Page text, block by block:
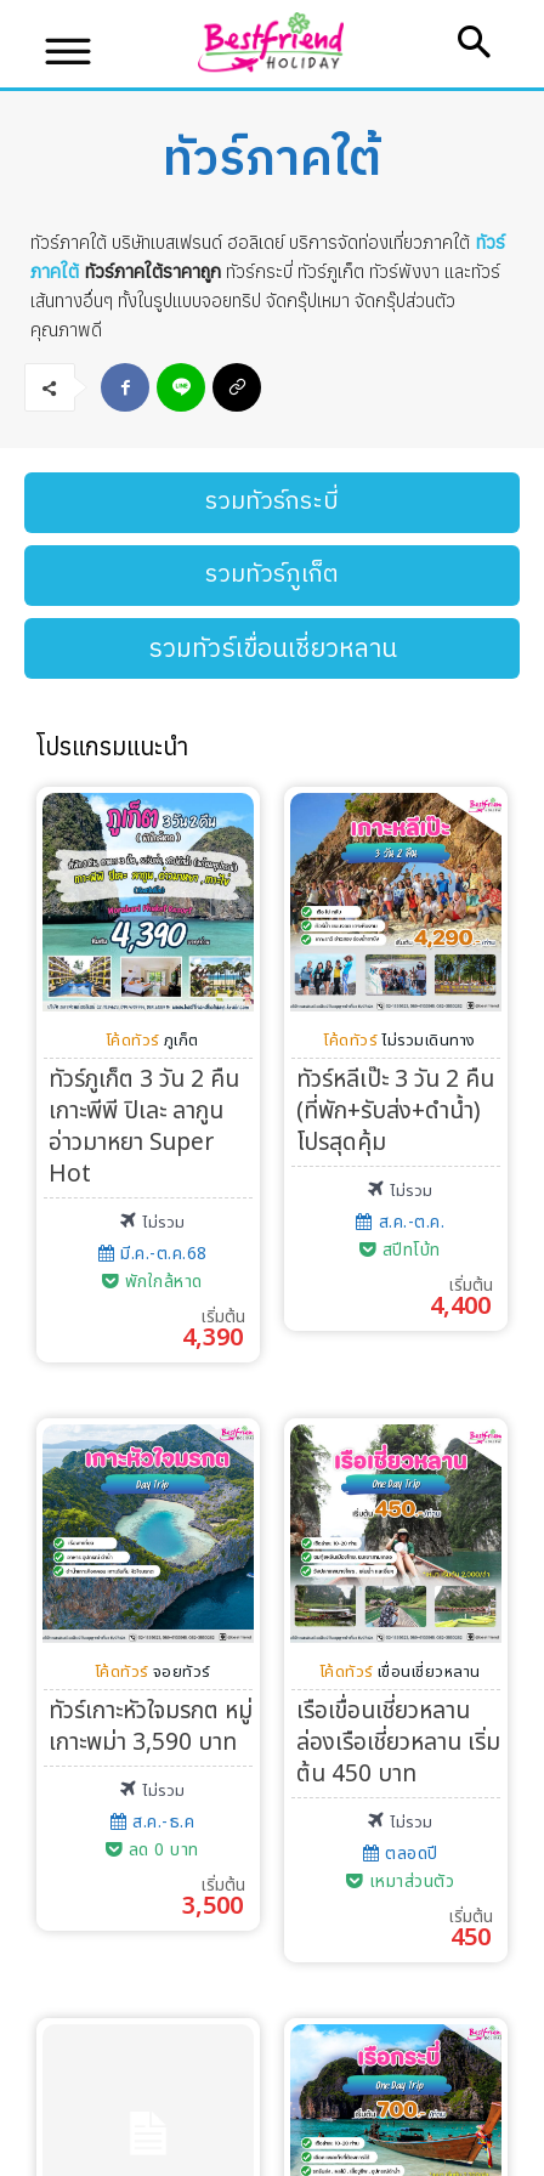
บริษัทเบสเฟรนด์ ฮอลิเดย์
เส้นทางที่ต้องการ
จัดกรุ๊ปต่างประเทศ
โปรไฟไหม้
ทัวร์ในประเทศ
จัดกรุ๊ปในประเทศ
เรือเจ้าพระยา
บริการอื่นๆ
ติดต่อเรา
Search
ทัวร์ภาคใต้
ทัวร์ภาคใต้ บริษัทเบสเฟรนด์ ฮอลิเดย์ บริการจัดท่องเที่ยวภาคใต้ ทัวร์
ภาคใต้ ทัวร์ภาคใต้ราคาถูก ทัวร์กระบี่ ทัวร์ภูเก็ต ทัวร์พังงา และทัวร์
เส้นทางอื่นๆ ทั้งในรูปแบบจอยทริป จัดกรุ๊ปเหมา จัดกรุ๊ปส่วนตัว
คุณภาพดี
รวมทัวร์กระบี่
รวมทัวร์ภูเก็ต
รวมทัวร์เขื่อนเชี่ยวหลาน
โปรแกรมแนะนำ
โค้ดทัวร์ ภูเก็ต
ทัวร์ภูเก็ต 3 วัน 2 คืน
เกาะพีพี ปิเละ ลากูน
อ่าวมาหยา Super
Hot
ไม่รวม
มี.ค.-ต.ค.68
พักใกล้หาด
เริ่มต้น
4,390
โค้ดทัวร์ ไม่รวมเดินทาง
ทัวร์หลีเป๊ะ 3 วัน 2 คืน
(ที่พัก+รับส่ง+ดำน้ำ)
โปรสุดคุ้ม
ไม่รวม
ส.ค.-ต.ค.
สปีทโบ้ท
เริ่มต้น
4,400
โค้ดทัวร์ จอยทัวร์
ทัวร์เกาะหัวใจมรกต หมู่
เกาะพม่า 3,590 บาท
ไม่รวม
ส.ค.-ธ.ค
ลด 0 บาท
เริ่มต้น
3,500
โค้ดทัวร์ เขื่อนเชี่ยวหลาน
เรือเขื่อนเชี่ยวหลาน
ล่องเรือเชี่ยวหลาน เริ่ม
ต้น 450 บาท
ไม่รวม
ตลอดปี
เหมาส่วนตัว
เริ่มต้น
450